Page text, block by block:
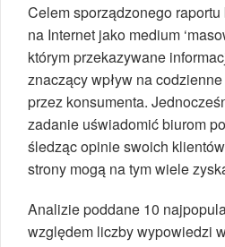
Celem sporządzonego
na Internet jako medium
którym przekazywane
znaczący wpływ na
przez konsumenta.
zadanie uświadomić biurom
śledząc opinie swoich
strony mogą na tym wiele
Analizie poddane 10
względem liczby wypowiedzi